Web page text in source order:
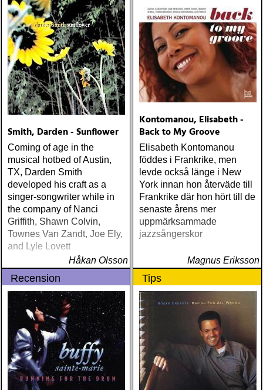
Smith, Darden - Sunflower
Coming of age in the
musical hotbed of Austin,
TX, Darden Smith
developed his craft as a
singer-songwriter while in
the company of Nanci
Griffith, Shawn Colvin,
Townes Van Zandt, Joe Ely,
and Lyle Lovett
Håkan Olsson
Kontomanou, Elisabeth -
Back to My Groove
Elisabeth Kontomanou
föddes i Frankrike, men
levde också länge i New
York innan hon återväde till
Frankrike där hon hört till de
senaste årens mer
uppmärksammade
jazzsångerskor
Magnus Eriksson
Recension Tips